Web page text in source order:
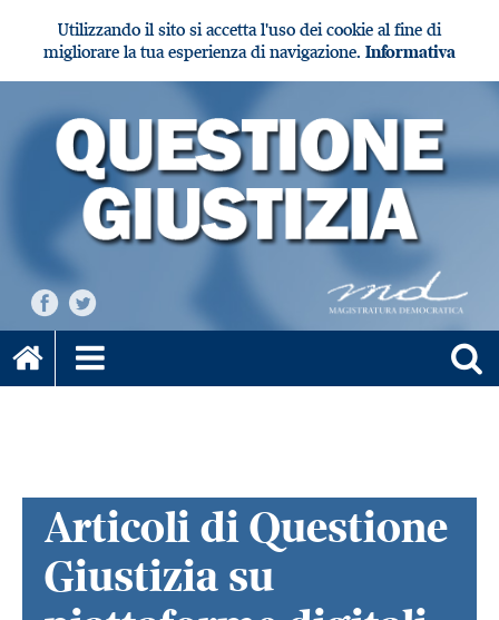
Utilizzando il sito si accetta l'uso dei cookie al fine di
migliorare la tua esperienza di navigazione. Informativa
Articoli di Questione
Giustizia su